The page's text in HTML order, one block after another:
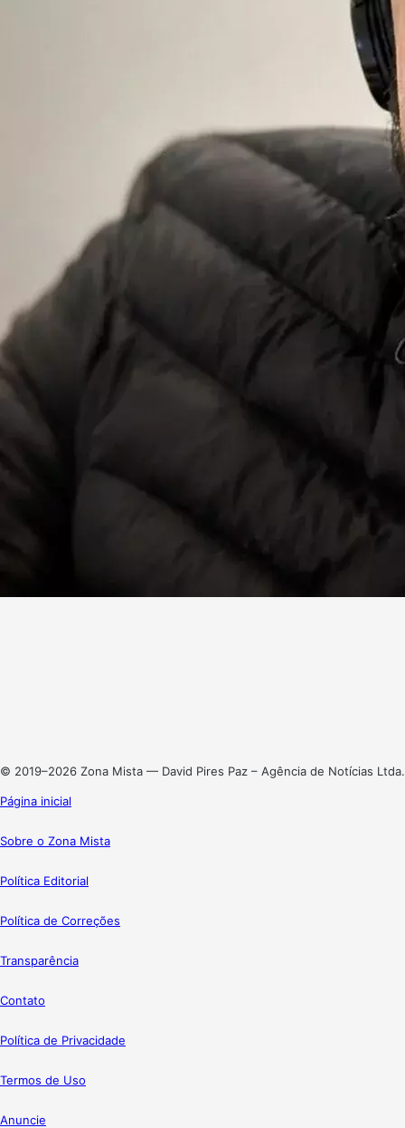
© 2019–2026 Zona Mista — David Pires Paz – Agência de Notícias Ltda.
Página inicial
Sobre o Zona Mista
Política Editorial
Política de Correções
Transparência
Contato
Política de Privacidade
Termos de Uso
Anuncie